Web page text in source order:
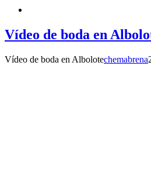
Vídeo de boda en
Vídeo de boda en Albolotechemabrena